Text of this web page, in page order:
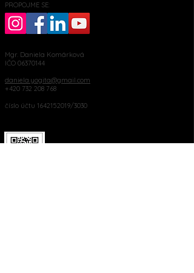
PROPOJME SE:
Mgr. Daniela Komárková
IČO 06370144
daniela.yogita@gmail.com
+420 732 208 768
číslo účtu 1642152019/3030